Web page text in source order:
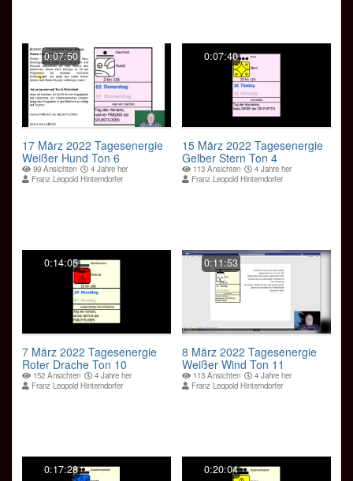
0:07:50
17 März 2022 Tagesenergie
Weißer Hund Ton 6
99 Ansichten
4 Jahre her
Franz Leopold Hinterndorfer
0:07:40
15 März 2022 Tagesenergie
Gelber Stern Ton 4
113 Ansichten
4 Jahre her
Franz Leopold Hinterndorfer
0:14:05
7 März 2022 Tagesenergie
Roter Drache Ton 10
152 Ansichten
4 Jahre her
Franz Leopold Hinterndorfer
0:11:53
8 März 2022 Tagesenergie
Weißer Wind Ton 11
113 Ansichten
4 Jahre her
Franz Leopold Hinterndorfer
0:17:28 0:20:04